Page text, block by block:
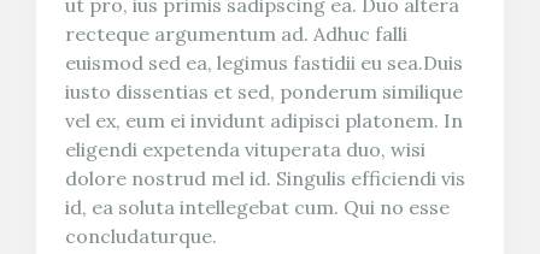
ut pro, ius primis sadipscing ea. Duo altera
recteque argumentum ad. Adhuc falli
euismod sed ea, legimus fastidii eu sea.Duis
iusto dissentias et sed, ponderum similique
vel ex, eum ei invidunt adipisci platonem. In
eligendi expetenda vituperata duo, wisi
dolore nostrud mel id. Singulis efficiendi vis
id, ea soluta intellegebat cum. Qui no esse
concludaturque.